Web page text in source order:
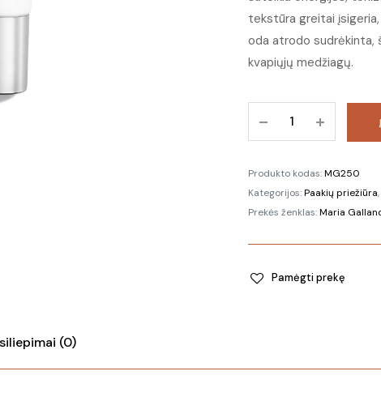
tekstūra greitai
oda atrodo sudrėkinta,
kvapiųjų medžiagų.
HYDRA'GLOBAL
paakių
kremas
su
kiekis
Produkto kodas:MG250
Kategorijos:Paakių priežiūra,
Prekės ženklas:Maria
Pamėgti prekę
(0)